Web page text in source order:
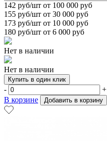
142 руб/шт от 100 000 руб
155 руб/шт от 30 000 руб
173 руб/шт от 10 000 руб
180 руб/шт от 6 000 руб
Нет в наличии
Нет в наличии
Купить в один клик
-
+
В корзине
Добавить в корзину